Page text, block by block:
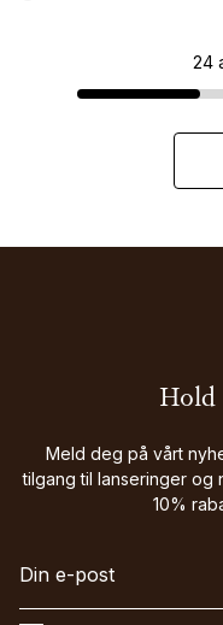
24
Hold
Meld deg på vårt
tilgang til lanseringer og
10%